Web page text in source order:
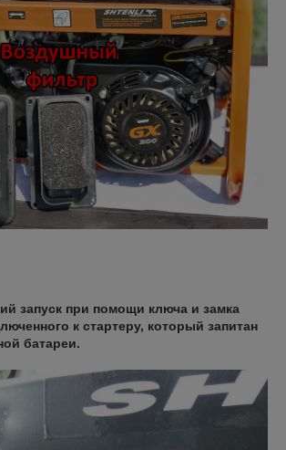
запуск при помощи ключа и замка
к стартеру, который запитан
батареи.